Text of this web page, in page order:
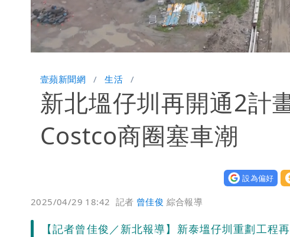
Unmute Loaded
60.62%
壹蘋新聞網 生活
新北塭仔圳再開通2計
Costco商圈塞車潮
設為偏好
2025/04/29 18:42 記者 曾佳俊 綜合報導
【記者曾佳俊／新北報導】新泰塭仔圳重劃工